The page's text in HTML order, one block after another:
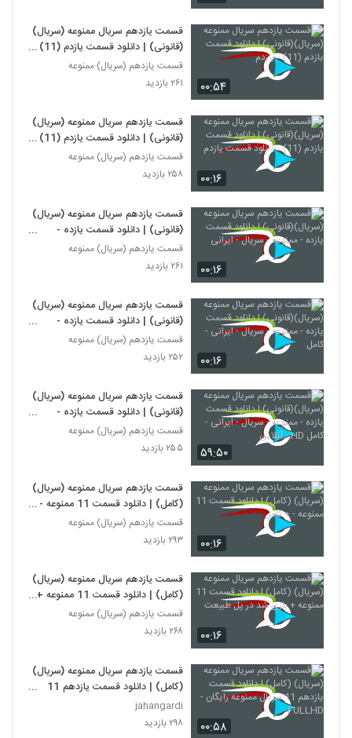
۰۰:۵۴
قسمت یازدهم سریال ممنوعه (سریال)
(قانونی) | دانلود قسمت یازدم (11) -
یازدم
قسمت یازدهم (سریال) ممنوعه
۲۶۱ بازدید
۰۰:۱۶
قسمت یازدهم سریال ممنوعه (سریال)
(قانونی) | دانلود قسمت یازدم (11) -
دانلود قسمت یازدم
قسمت یازدهم (سریال) ممنوعه
۲۵۸ بازدید
۰۰:۱۶
قسمت یازدهم سریال ممنوعه (سریال)
(قانونی) | دانلود قسمت یازده -
ممنوعه - سریال - ایرانی
قسمت یازدهم (سریال) ممنوعه
۲۶۱ بازدید
۰۰:۱۶
قسمت یازدهم سریال ممنوعه (سریال)
(قانونی) | دانلود قسمت یازده -
ممنوعه - سریال - ایرانی - کامل
قسمت یازدهم (سریال) ممنوعه
۲۵۲ بازدید
۵۹:۵۰
قسمت یازدهم سریال ممنوعه (سریال)
(قانونی) | دانلود قسمت یازده -
آنلاین
قسمت یازدهم (سریال) ممنوعه
۲۵۵ بازدید
۰۰:۱۶
قسمت یازدهم سریال ممنوعه (سریال)
(کامل) | دانلود قسمت 11 ممنوعه - +
کامل
قسمت یازدهم (سریال) ممنوعه
۲۹۳ بازدید
۰۰:۱۶
قسمت یازدهم سریال ممنوعه (سریال)
(کامل) | دانلود قسمت 11 ممنوعه +
بازی شد در پل طبیعت
قسمت یازدهم (سریال) ممنوعه
۲۶۸ بازدید
۰۰:۵۸
قسمت یازدهم سریال ممنوعه (سریال)
(کامل) | دانلود قسمت یازدهم 11
سریال ممنوعه رایگان -FULLHD-
jahangardi
۲۹۸ بازدید